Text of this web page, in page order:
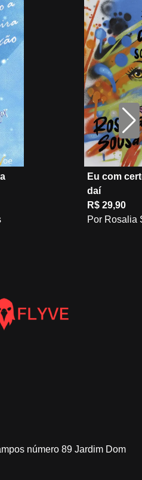
Eu com
daí
R$ 29,90
Por Rosalia
número 89 Jardim Dom